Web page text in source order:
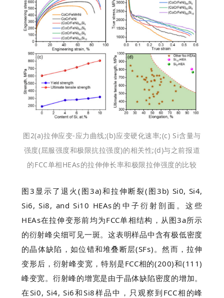
图2(a)拉伸应变-应力曲线;(b)应变硬化速率;(c) Si含量与
强度(屈服强度和极限抗拉强度)的相关性;(d)与之前报道
的FCC单相HEAs的拉伸伸长率和极限拉伸强度的比较
图3显示了退火(图3a)和拉伸断裂(图3b) Si0, Si4,
Si6, Si8, and Si10 HEAs的中子衍射剖面。这些
HEAs在拉伸变形前均为FCC单相结构，从图3a所示
的衍射峰尖细可见一斑。这表明样品中含有极低密度
的晶体缺陷，如位错和堆叠断层(SFs)。然而，拉伸
变形后，衍射峰变宽，特别是FCC相的(200)和(111)
峰变宽。衍射峰的增宽是由于晶体缺陷密度的增加。
在Si0, Si4, Si6和Si8样品中，只观察到FCC相的峰